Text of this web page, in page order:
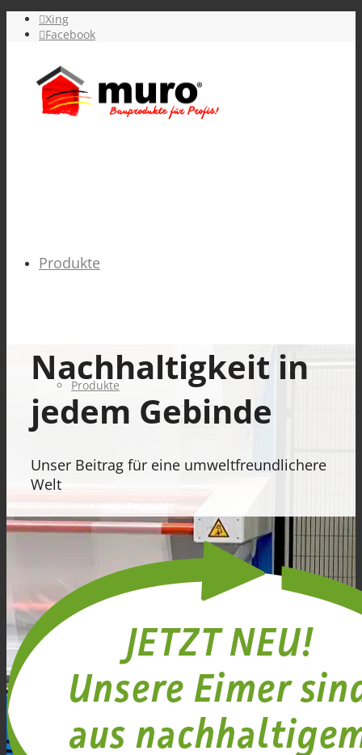
Xing
Facebook
Produkte
Produkte
Alle Produkte
GRUNDIERUNGEN verarbeitungsfertig &
Spezialanwendungen
Nachhaltigkeit in
jedem Gebinde
Unser Beitrag für eine umweltfreundlichere
Welt